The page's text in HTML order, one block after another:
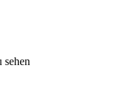
sehen